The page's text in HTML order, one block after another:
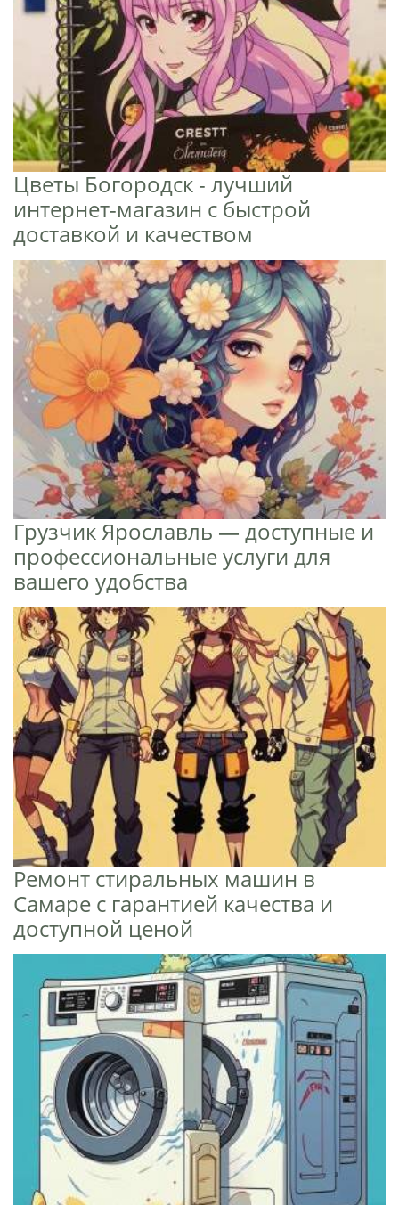
Цветы Богородск - лучший
интернет-магазин с быстрой
доставкой и качеством
Грузчик Ярославль — доступные и
профессиональные услуги для
вашего удобства
Ремонт стиральных машин в
Самаре с гарантией качества и
доступной ценой